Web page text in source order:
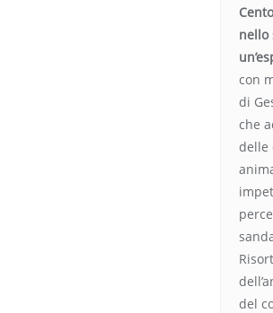
nello
con
di
che
delle
del